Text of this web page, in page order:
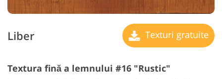
Liber Texturi gratuite
Textura fină a lemnului #16 "Rustic"